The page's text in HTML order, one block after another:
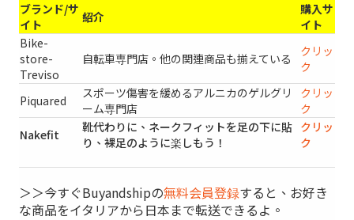
ブランド/サ
イト
紹介
購入サ
イト
Bike-
store-
Treviso
自転車専門店。他の関連商品も揃えている
クリッ
ク
Piquared
スポーツ傷害を緩めるアルニカのゲルグリ
ーム専門店
クリッ
ク
Nakefit
靴代わりに、ネークフィットを足の下に貼
り、裸足のように楽しもう！
クリッ
ク
＞＞今すぐBuyandshipの無料会員登録すると、お好き
な商品をイタリアから日本まで転送できるよ。